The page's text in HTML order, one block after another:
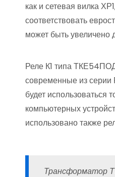
как и сетевая вилка
соответствовать
может быть увеличено
Реле К1 типа
современные из
будет использоваться
компьютерных
использовано также
Трансформатор